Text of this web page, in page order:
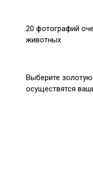
20 фотографий
животных
Выберите
осуществятся